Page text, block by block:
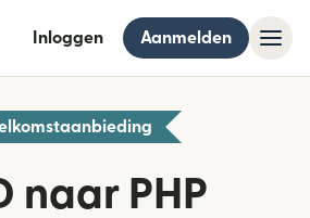
Inloggen Aanmelden
naar PHP